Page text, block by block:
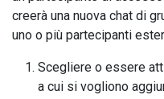
creerà una nuova chat di
uno o più partecipanti
Scegliere o essere
a cui si vogliono